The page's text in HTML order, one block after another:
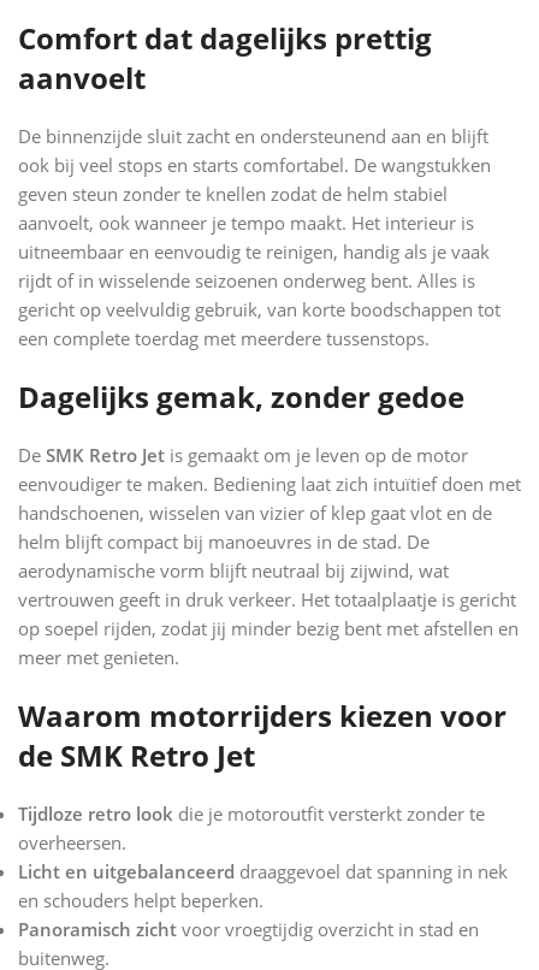
Comfort dat dagelijks prettig
aanvoelt
De binnenzijde sluit zacht en ondersteunend aan en blijft
ook bij veel stops en starts comfortabel. De wangstukken
geven steun zonder te knellen zodat de helm stabiel
aanvoelt, ook wanneer je tempo maakt. Het interieur is
uitneembaar en eenvoudig te reinigen, handig als je vaak
rijdt of in wisselende seizoenen onderweg bent. Alles is
gericht op veelvuldig gebruik, van korte boodschappen tot
een complete toerdag met meerdere tussenstops.
Dagelijks gemak, zonder gedoe
De SMK Retro Jet is gemaakt om je leven op de motor
eenvoudiger te maken. Bediening laat zich intuïtief doen met
handschoenen, wisselen van vizier of klep gaat vlot en de
helm blijft compact bij manoeuvres in de stad. De
aerodynamische vorm blijft neutraal bij zijwind, wat
vertrouwen geeft in druk verkeer. Het totaalplaatje is gericht
op soepel rijden, zodat jij minder bezig bent met afstellen en
meer met genieten.
Waarom motorrijders kiezen voor
de SMK Retro Jet
Tijdloze retro look die je motoroutfit versterkt zonder te
overheersen.
Licht en uitgebalanceerd draaggevoel dat spanning in nek
en schouders helpt beperken.
Panoramisch zicht voor vroegtijdig overzicht in stad en
buitenweg.